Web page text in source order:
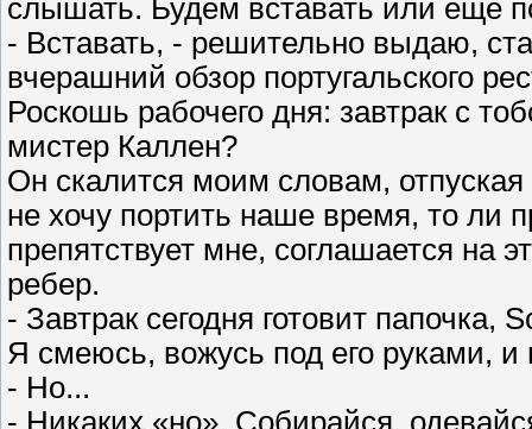
слышать. Будем вставать или еще
- Вставать, - решительно выдаю,
вчерашний обзор португальского
Роскошь рабочего дня: завтрак с
мистер Каллен?
Он скалится моим словам,
не хочу портить наше время, то ли
препятствует мне, соглашается на
ребер.
- Завтрак сегодня готовит папочка,
Я смеюсь, вожусь под его руками, и
- Но...
- Никаких «но». Собирайся,